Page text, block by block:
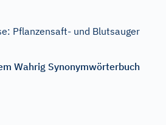
Pflanzensaft- und Blutsauger
Wahrig Synonymwörterbuch